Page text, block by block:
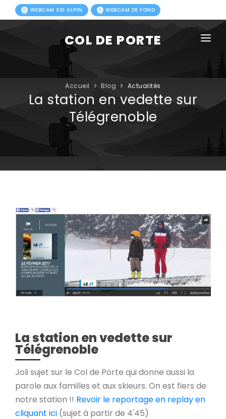
WEBCAM SKI ALPIN WEBCAM DE FOND
COL DE PORTE
FORFAITS
Accueil Blog Actualités
La station en vedette sur
Télégrenoble
La station en vedette sur
Télégrenoble
Joli sujet sur le Col de Porte qui donne aussi la
parole aux familles et aux skieurs. On est fiers de
notre station !! Revoir le reportage en replay en
cliquant ici (sujet à partir de 4'45)